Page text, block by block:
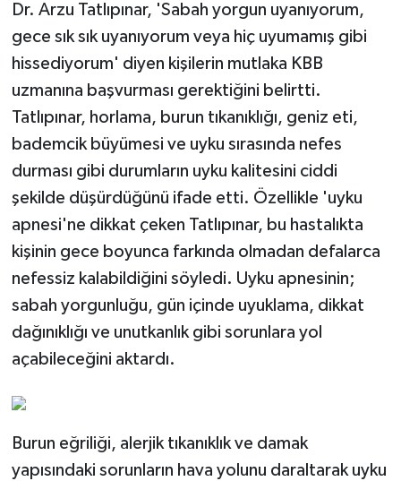
Dr. Arzu Tatlıpınar, 'Sabah yorgun uyanıyorum,
gece sık sık uyanıyorum veya hiç uyumamış gibi
hissediyorum' diyen kişilerin mutlaka KBB
uzmanına başvurması gerektiğini belirtti.
Tatlıpınar, horlama, burun tıkanıklığı, geniz eti,
bademcik büyümesi ve uyku sırasında nefes
durması gibi durumların uyku kalitesini ciddi
şekilde düşürdüğünü ifade etti. Özellikle 'uyku
apnesi'ne dikkat çeken Tatlıpınar, bu hastalıkta
kişinin gece boyunca farkında olmadan defalarca
nefessiz kalabildiğini söyledi. Uyku apnesinin;
sabah yorgunluğu, gün içinde uyuklama, dikkat
dağınıklığı ve unutkanlık gibi sorunlara yol
açabileceğini aktardı.
Burun eğriliği, alerjik tıkanıklık ve damak
yapısındaki sorunların hava yolunu daraltarak uyku